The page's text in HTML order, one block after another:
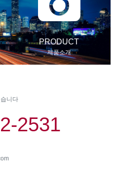
2022-06-04
2022-05-22
장장치) 2025-05-14
방법 2025-05-14
2025-05-14
PRODUCT
제품소개
니다
2531